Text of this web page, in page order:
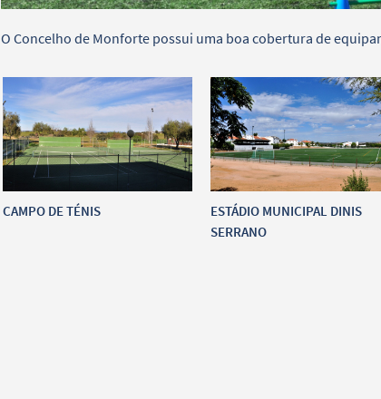
O Concelho de Monforte possui uma boa cobertura de
CAMPO DE TÉNIS
ESTÁDIO MUNICIPAL DINIS
SERRANO